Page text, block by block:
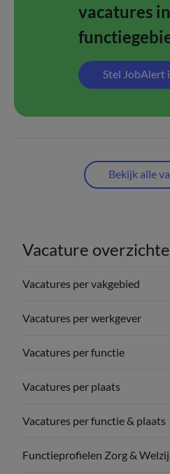
vacatures
Stel JobAlert
Bekijk alle
Vacature
Vacatures per vakgebied
Vacatures per werkgever
Vacatures per functie
Vacatures per plaats
Vacatures per functie & plaats
Functieprofielen Zorg &